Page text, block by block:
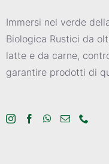
Immersi nel verde
Biologica Rustici da
latte e da carne,
garantire prodotti di